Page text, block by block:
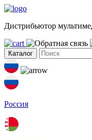
Дистрибьютор
Каталог
Россия